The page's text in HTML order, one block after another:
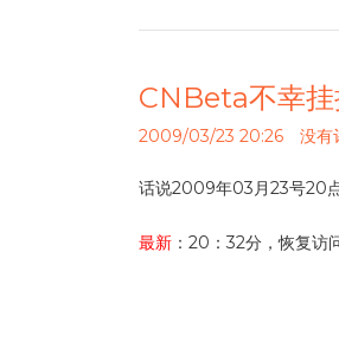
CNBeta不幸
2009/03/23 20:26 没有
话说2009年03月23号20
最新 ：20：32分，恢复访